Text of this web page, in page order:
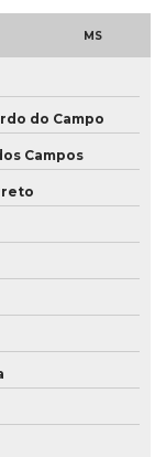
MS
do Campo
Campos